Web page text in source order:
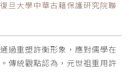
旦大學中華古籍保護研究院聯
過重塑許衡形象，應對儒學在
傳統觀點認為，元世祖重用許